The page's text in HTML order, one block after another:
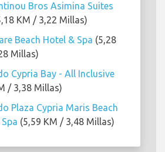
Bros Asimina Suites
KM / 3,22 Millas)
Beach Hotel & Spa (5,28
Millas)
Cypria Bay - All Inclusive
/ 3,38 Millas)
Plaza Cypria Maris Beach
(5,59 KM / 3,48 Millas)